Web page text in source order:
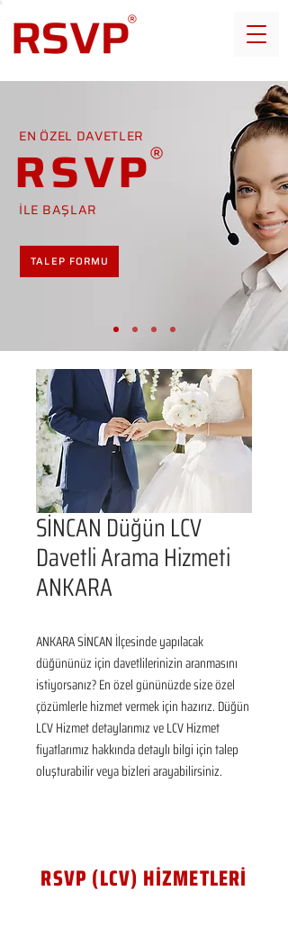
EN ÖZEL DAVETLER
RSVP
İLE BAŞLAR
TALEP FORMU
SİNCAN Düğün LCV
Davetli Arama Hizmeti
ANKARA
ANKARA SİNCAN İlçesinde yapılacak
düğününüz için davetlilerinizin aranmasını
istiyorsanız? En özel gününüzde size özel
çözümlerle hizmet vermek için hazırız. Düğün
LCV Hizmet detaylarımız ve LCV Hizmet
fiyatlarımız hakkında detaylı bilgi için talep
oluşturabilir veya bizleri arayabilirsiniz.
RSVP (LCV) HİZMETLERİ